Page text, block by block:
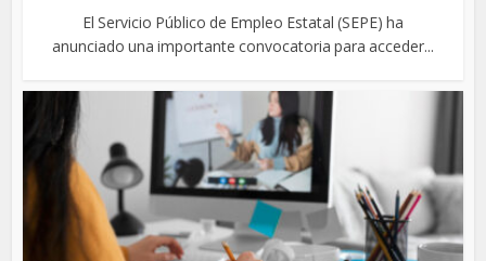
El Servicio Público de Empleo Estatal (SEPE) ha
anunciado una importante convocatoria para acceder...